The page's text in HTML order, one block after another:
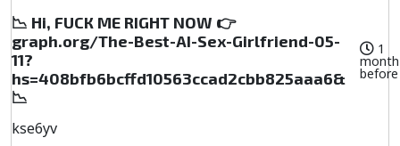
📉 Hi, FUСК ME RIGHT NOW 👉
graph.org/The-Best-AI-Sex-Girlfriend-05-
11?
hs=408bfb6bcffd10563ccad2cbb825aaa6&
📉
1
month
before
kse6yv